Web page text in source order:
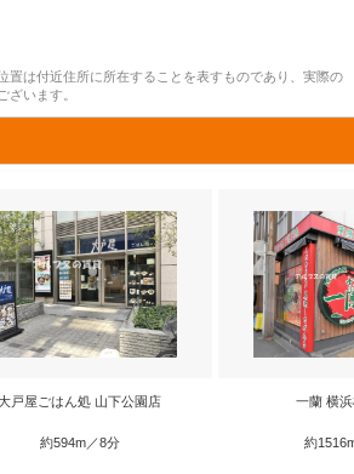
置は付近住所に所在することを表すものであり、実際の
ざいます。
戸屋ごはん処 山下公園店
約594m／8分
一蘭 横
約